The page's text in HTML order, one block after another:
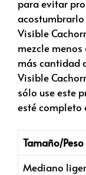
para evitar
acostumbrarlo
Visible
mezcle
más cantidad
Visible
sólo use este
esté completo
Tamaño/Peso
Mediano